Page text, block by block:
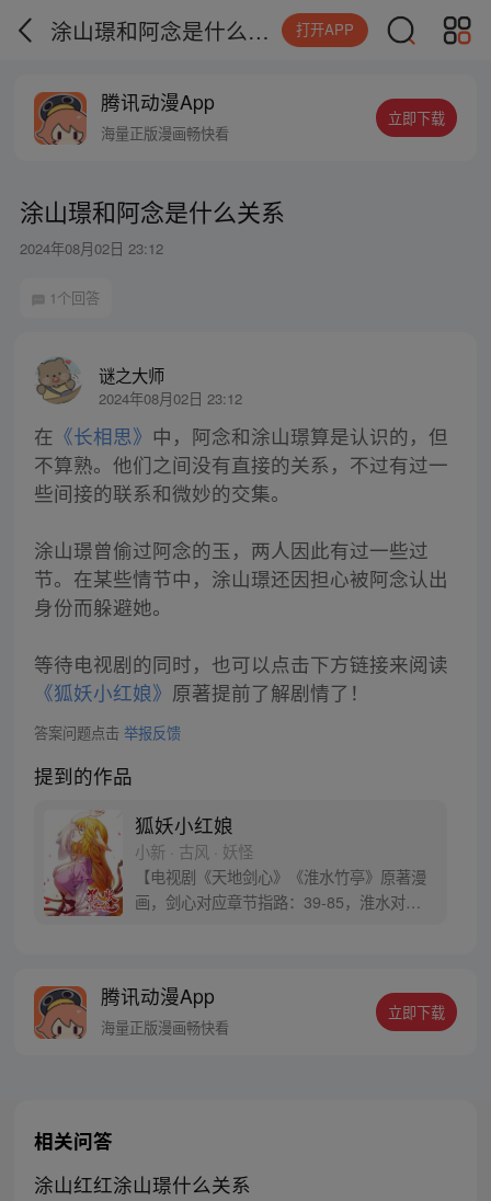
涂山璟和阿念是什么关系 打开APP
腾讯动漫App
海量正版漫画畅快看
立即下载
涂山璟和阿念是什么关系
2024年08月02日 23:12
1个回答
谜之大师
2024年08月02日 23:12
在 《长相思》 中，阿念和涂山璟算是认识的，但
不算熟。他们之间没有直接的关系，不过有过一
些间接的联系和微妙的交集。
涂山璟曾偷过阿念的玉，两人因此有过一些过
节。在某些情节中，涂山璟还因担心被阿念认出
身份而躲避她。
等待电视剧的同时，也可以点击下方链接来阅读
《狐妖小红娘》 原著提前了解剧情了！
答案问题点击 举报反馈
提到的作品
狐妖小红娘
小新 · 古风 · 妖怪
【电视剧《天地剑心》《淮水竹亭》原著漫
画，剑心对应章节指路：39-85，淮水对应
腾讯动漫App
海量正版漫画畅快看
立即下载
相关问答
涂山红红涂山璟什么关系